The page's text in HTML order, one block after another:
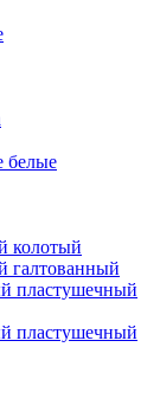
белые
колотый
галтованный
пластушечный
пластушечный